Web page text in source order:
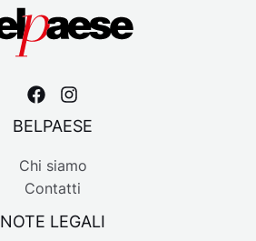
BELPAESE
Chi siamo
Contatti
NOTE LEGALI